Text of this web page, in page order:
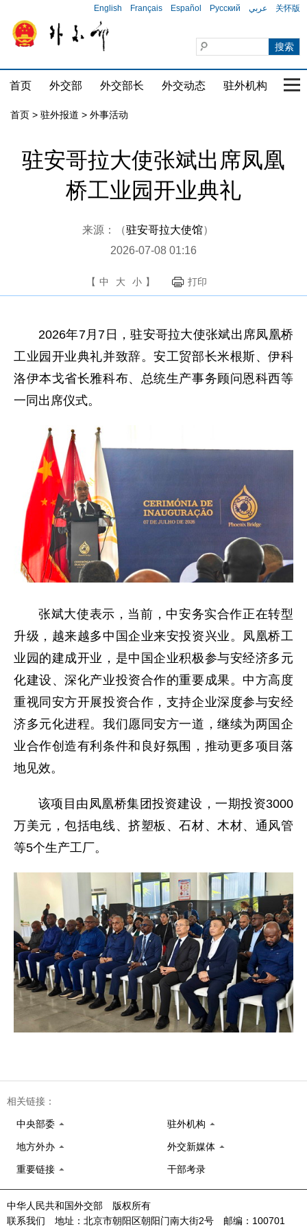
English Français Español Русский عربي 关怀版
首页 外交部 外交部长 外交动态 驻外机构 国
首页 > 驻外报道 > 外事活动
驻安哥拉大使张斌出席凤凰
桥工业园开业典礼
来源：（驻安哥拉大使馆）
2026-07-08 01:16
【 中 大 小 】 打印
2026年7月7日，驻安哥拉大使张斌出席凤凰桥
工业园开业典礼并致辞。安工贸部长米根斯、伊科
洛伊本戈省长雅科布、总统生产事务顾问恩科西等
一同出席仪式。
张斌大使表示，当前，中安务实合作正在转型
升级，越来越多中国企业来安投资兴业。凤凰桥工
业园的建成开业，是中国企业积极参与安经济多元
化建设、深化产业投资合作的重要成果。中方高度
重视同安方开展投资合作，支持企业深度参与安经
济多元化进程。我们愿同安方一道，继续为两国企
业合作创造有利条件和良好氛围，推动更多项目落
地见效。
该项目由凤凰桥集团投资建设，一期投资3000
万美元，包括电线、挤塑板、石材、木材、通风管
等5个生产工厂。
相关链接：
中央部委 驻外机构
地方外办 外交新媒体
重要链接 干部考录
中华人民共和国外交部 版权所有
联系我们 地址：北京市朝阳区朝阳门南大街2号 邮编：100701